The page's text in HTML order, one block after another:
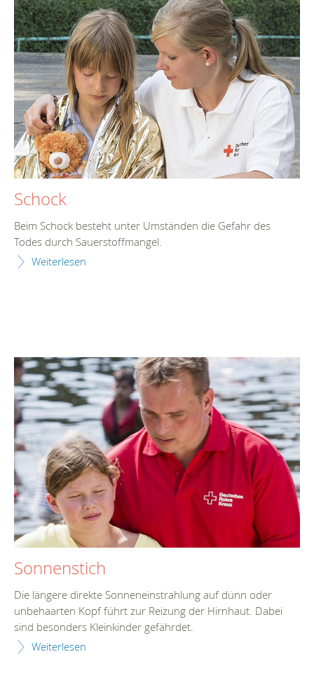
Schock
Beim Schock besteht unter Umständen die Gefahr des
Todes durch Sauerstoffmangel.
Weiterlesen
Sonnenstich
Die längere direkte Sonneneinstrahlung auf dünn oder
unbehaarten Kopf führt zur Reizung der Hirnhaut. Dabei
sind besonders Kleinkinder gefährdet.
Weiterlesen